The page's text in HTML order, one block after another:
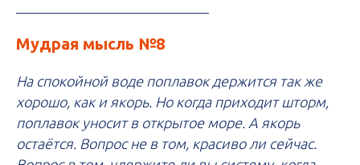
Мудрая мысль №8
На спокойной воде поплавок держится так же
хорошо, как и якорь. Но когда приходит шторм,
поплавок уносит в открытое море. А якорь
остаётся. Вопрос не в том, красиво ли сейчас.